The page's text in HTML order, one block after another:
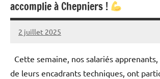
accomplie à Chepniers !
2 juillet 2025
admin
Aucun
Cette semaine, nos salariés apprenants,
de leurs encadrants techniques, ont